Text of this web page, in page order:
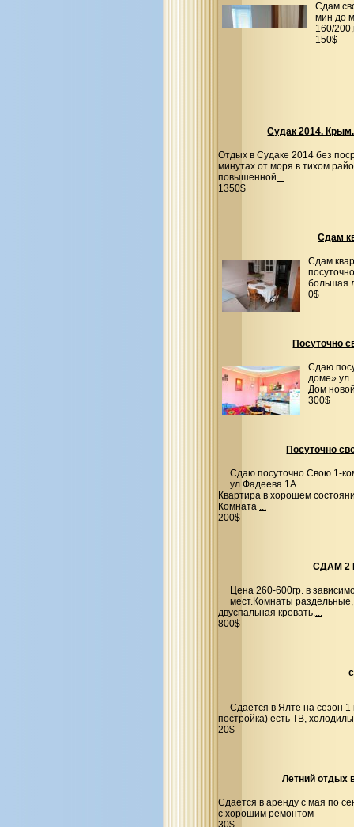
Сдам
мин до
160/
150$
Судак 2014.
Отдых в Судаке 2014 без
минутах от моря в тихом
повышенной...
1350$
Сдам
Сдам
большая
0$
Посуточно
Сдаю
доме» ул.
Дом
300$
Посуточно
Сдаю посуточно Свою 1-
ул.Фадеева 1А.
Квартира в хорошем
Комната ...
200$
СДАМ 2
Цена 260-600гр. в
мест.Комнаты
двуспальная кровать,...
800$
Сдается в Ялте на сезон 1
постройка) есть ТВ,
20$
Летний отдых
Сдается в аренду с мая по
с хорошим ремонтом
30$